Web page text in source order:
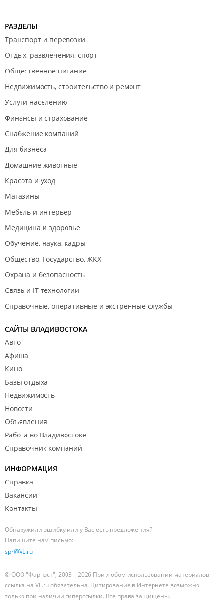
РАЗДЕЛЫ
Транспорт и перевозки
Отдых, развлечения, спорт
Общественное питание
Недвижимость, строительство и ремонт
Услуги населению
Финансы и страхование
Снабжение компаний
Для бизнеса
Домашние животные
Красота и уход
Магазины
Мебель и интерьер
Медицина и здоровье
Обучение, наука, кадры
Общество, Государство, ЖКХ
Охрана и безопасность
Связь и IT технологии
Справочные, оперативные и экстренные службы
САЙТЫ ВЛАДИВОСТОКА
Авто
Афиша
Кино
Базы отдыха
Недвижимость
Новости
Объявления
Работа во Владивостоке
Справочник компаний
ИНФОРМАЦИЯ
Справка
Вакансии
Контакты
Обнаружили ошибку или у Вас есть предложения?
Напишите нам письмо:
spr@VL.ru
© ООО "Фарпост", 2003—2026 При любом использовании материалов
ссылка на VL.ru обязательна. Цитирование в Интернете возможно
только при наличии гиперссылки. Все права защищены.